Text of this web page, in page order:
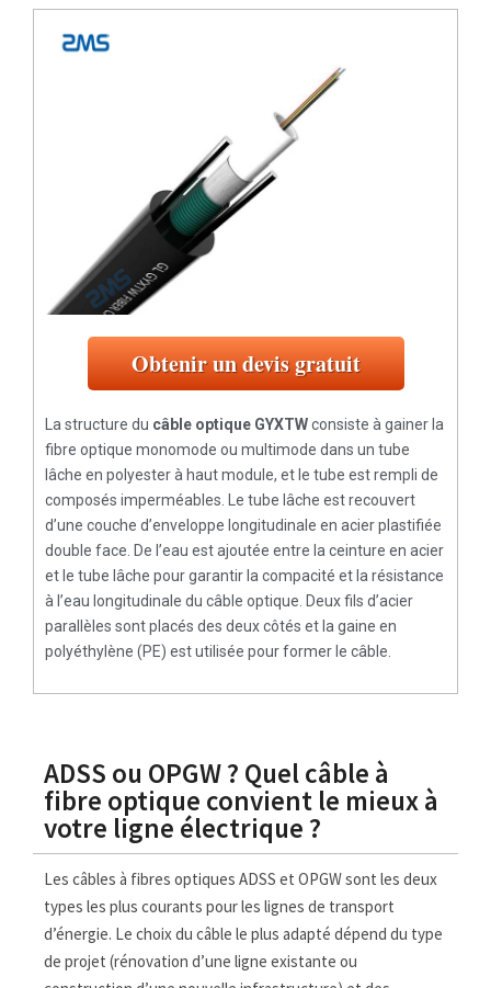
Obtenir un devis gratuit
La structure du câble optique GYXTWconsiste à gainer la
fibre optique monomode ou multimode dans un tube
lâche en polyester à haut module, et le tube est rempli de
composés imperméables. Le tube lâche est recouvert
d’une couche d’enveloppe longitudinale en acier plastifiée
double face. De l’eau est ajoutée entre la ceinture en acier
et le tube lâche pour garantir la compacité et la résistance
à l’eau longitudinale du câble optique. Deux fils d’acier
parallèles sont placés des deux côtés et la gaine en
polyéthylène (PE) est utilisée pour former le câble.
ADSS ou OPGW ? Quel câble à
fibre optique convient le mieux à
votre ligne électrique ?
Les câbles à fibres optiques ADSS et OPGW sont les deux
types les plus courants pour les lignes de transport
d’énergie. Le choix du câble le plus adapté dépend du type
de projet (rénovation d’une ligne existante ou